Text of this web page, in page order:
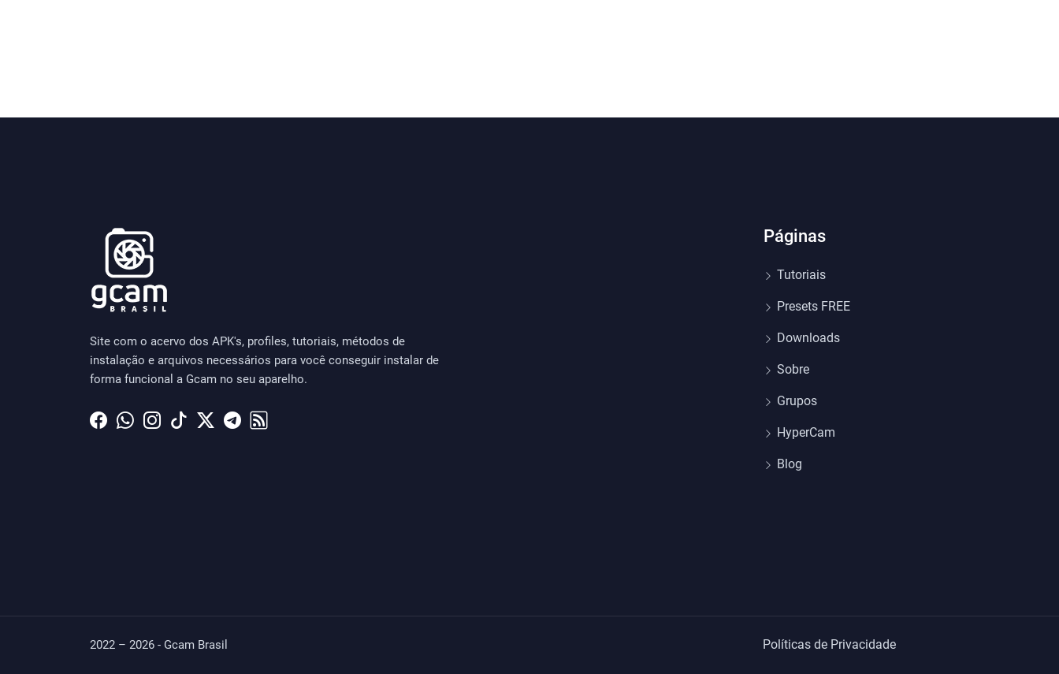
Site com o acervo dos APK's, profiles, tutoriais, métodos de
instalação e arquivos necessários para você conseguir instalar de
forma funcional a Gcam no seu aparelho.
Páginas
Tutoriais
Presets FREE
Downloads
Sobre
Grupos
HyperCam
Blog
2022 – 2026 - Gcam Brasil Políticas de Privacidade